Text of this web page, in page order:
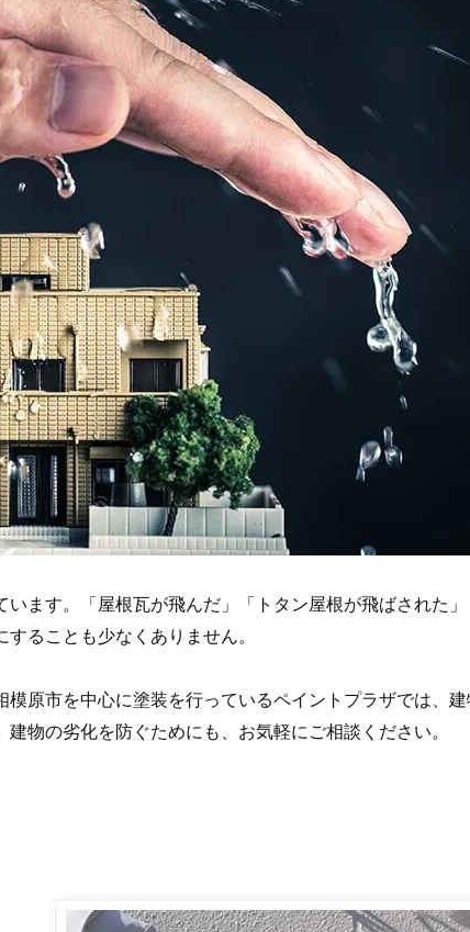
ます。「屋根瓦が飛んだ」「トタン屋根が飛ばされた
ることも少なくありません。
原市を中心に塗装を行っているペイントプラザでは、建
物の劣化を防ぐためにも、お気軽にご相談ください。